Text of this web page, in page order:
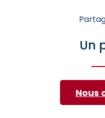
Un
Nous